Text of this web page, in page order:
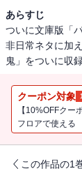
あらすじ
ついに文庫版「
非日常ネタに加
鬼」をついに収
クーポン対象
【10%OFFク
フロアで使える
この作品の1